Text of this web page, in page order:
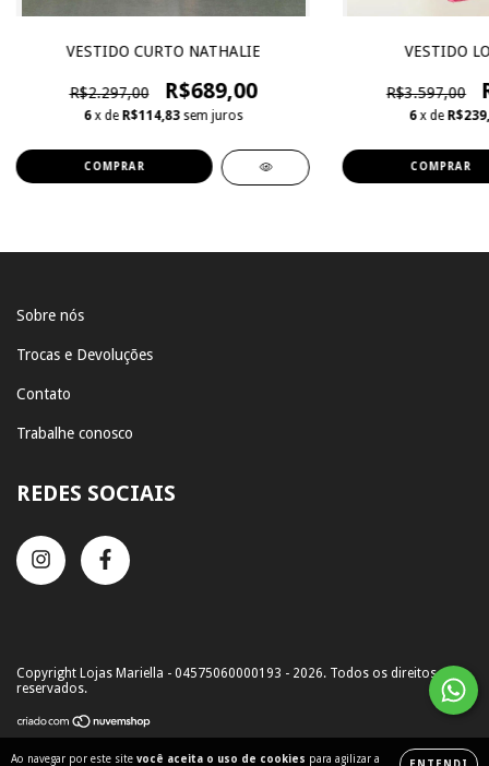
Ao navegar por este site você aceita o uso de cookies para agilizar a
VESTIDO CURTO NATHALIE
R$2.297,00 R$689,00
6 x de R$114,83 sem juros
COMPRAR
VESTIDO
R$3.597,00
6 x de
COMPRAR
Sobre nós
Trocas e Devoluções
Contato
Trabalhe conosco
REDES SOCIAIS
Copyright Lojas Mariella - 04575060000193 - 2026. Todos os direitos
reservados.